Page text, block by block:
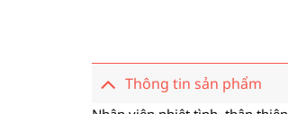
Thông tin sản phẩm